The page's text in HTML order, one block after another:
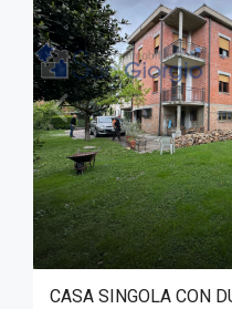
CASA SINGOLA CON